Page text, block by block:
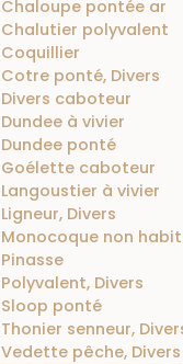
Chaloupe pontée ar
Chalutier polyvalent
Coquillier
Cotre ponté, Divers
Divers caboteur
Dundee à vivier
Dundee ponté
Goélette caboteur
Langoustier à vivier
Ligneur, Divers
Monocoque non
Pinasse
Polyvalent, Divers
Sloop ponté
Thonier senneur,
Vedette pêche, Divers